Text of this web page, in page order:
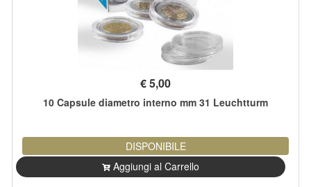
€5,00
10 Capsule diametro interno mm 31 Leuchtturm
DISPONIBILE
Aggiungi al Carrello